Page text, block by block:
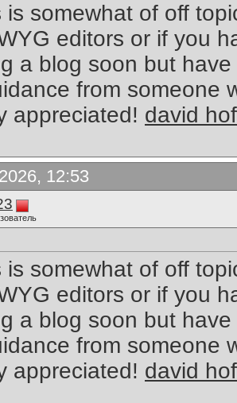
is somewhat of off
editors or if you
a blog soon but
from someone
appreciated! david
12:53
is somewhat of off
editors or if you
a blog soon but
from someone
appreciated! david